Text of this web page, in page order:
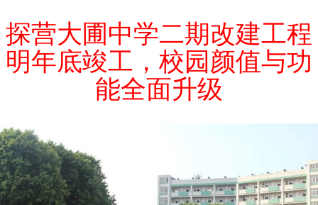
探营大圃中学二期改建工程
明年底竣工，校园颜值与功
能全面升级